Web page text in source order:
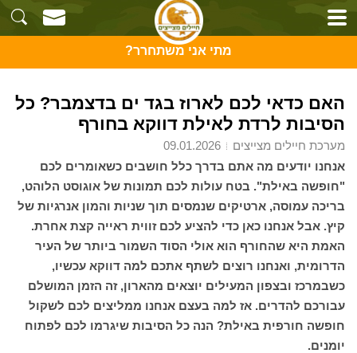
מתי אני משתחרר?
האם כדאי לכם לארוז בגד ים בדצמבר? כל
הסיבות לרדת לאילת דווקא בחורף
מערכת חיילים מצייצים
אנחנו יודעים מה אתם בדרך כלל חושבים כשאומרים לכם
"חופשה באילת". בטח עולות לכם תמונות של אוגוסט הלוהט,
בריכה עמוסה, ארטיקים שנמסים תוך שניות והמון אנרגיות של
קיץ. אבל אנחנו כאן כדי להציע לכם זווית ראייה קצת אחרת.
האמת היא שהחורף הוא אולי הסוד השמור ביותר של העיר
הדרומית, ואנחנו רוצים לשתף אתכם למה דווקא עכשיו,
כשבמרכז ובצפון המעילים יוצאים מהארון, זה הזמן המושלם
עבורכם להדרים. אז למה בעצם אנחנו ממליצים לכם לשקול
חופשה חורפית באילת? הנה כל הסיבות שיגרמו לכם לפתוח
יומנים.